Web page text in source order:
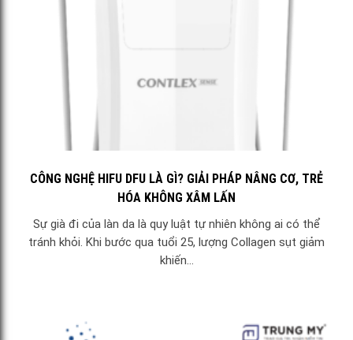
CÔNG NGHỆ HIFU DFU LÀ GÌ? GIẢI PHÁP NÂNG CƠ, TRẺ
HÓA KHÔNG XÂM LẤN
Sự già đi của làn da là quy luật tự nhiên không ai có thể
tránh khỏi. Khi bước qua tuổi 25, lượng Collagen sụt giảm
khiến...